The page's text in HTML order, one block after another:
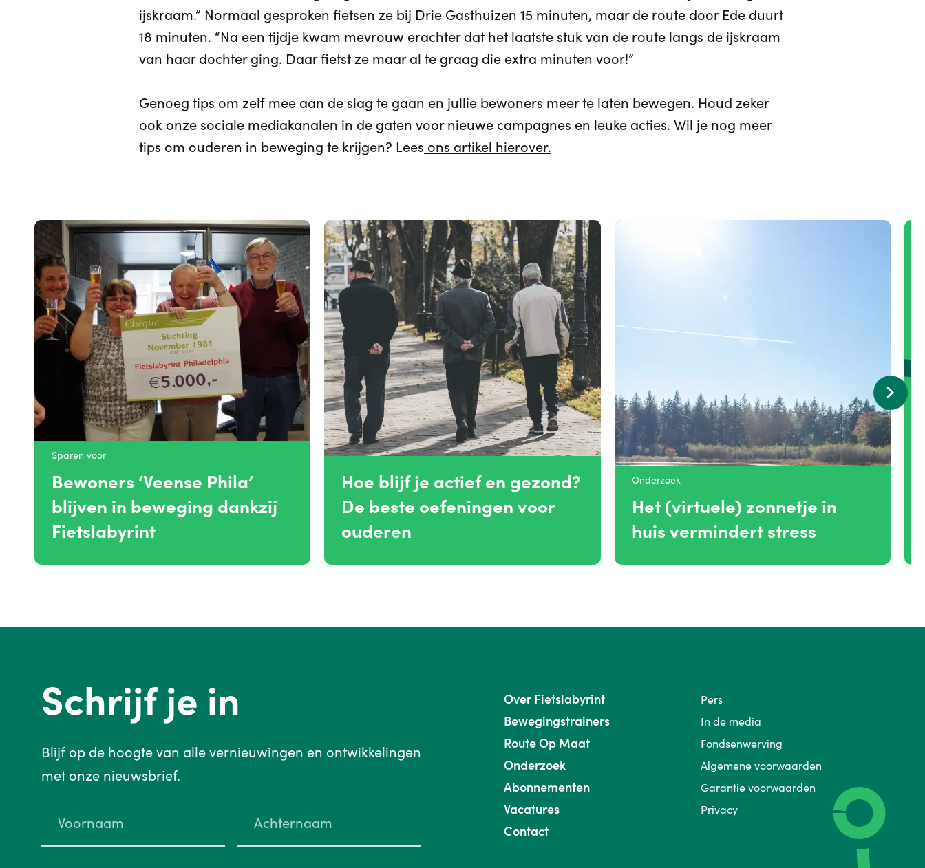
ijskraam.” Normaal gesproken fietsen ze bij Drie Gasthuizen 15 minuten, maar de route door Ede duurt
18 minuten. “Na een tijdje kwam mevrouw erachter dat het laatste stuk van de route langs de ijskraam
van haar dochter ging. Daar fietst ze maar al te graag die extra minuten voor!”
Genoeg tips om zelf mee aan de slag te gaan en jullie bewoners meer te laten bewegen. Houd zeker
ook onze sociale mediakanalen in de gaten voor nieuwe campagnes en leuke acties. Wil je nog meer
tips om ouderen in beweging te krijgen? Lees ons artikel hierover.
Sparen voor
Bewoners ‘Veense Phila’
blijven in beweging dankzij
Fietslabyrint
Hoe blijf je actief en gezond?
De beste oefeningen voor
ouderen
Onderzoek
Het (virtuele) zonnetje in
huis vermindert stress
Schrijf je in
Blijf op de hoogte van alle vernieuwingen en ontwikkelingen
met onze nieuwsbrief.
Over Fietslabyrint
Bewegingstrainers
Route Op Maat
Onderzoek
Abonnementen
Vacatures
Contact
Pers
In de media
Fondsenwerving
Algemene voorwaarden
Garantie voorwaarden
Privacy